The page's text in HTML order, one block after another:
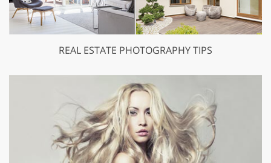
REAL ESTATE PHOTOGRAPHY TIPS